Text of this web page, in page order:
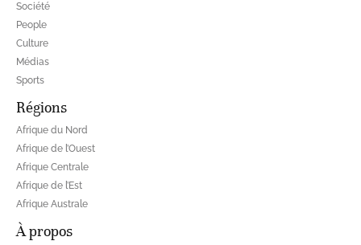
Société
People
Culture
Médias
Sports
Régions
Afrique du Nord
Afrique de l’Ouest
Afrique Centrale
Afrique de l’Est
Afrique Australe
À propos